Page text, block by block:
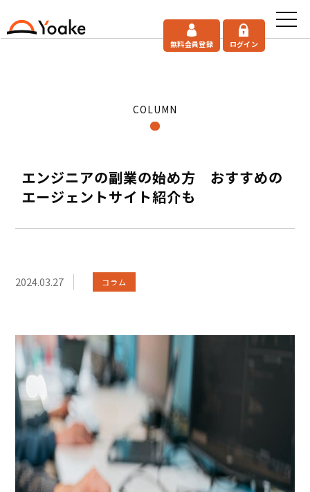
無料会員登録 ログイン
エンジニアの副業の始め方 おすすめの
エージェントサイト紹介も
COLUMN
2024.03.27 コラム